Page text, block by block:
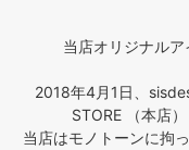
当店オリジナルア
2018年4月1日、
STORE （本店
当店はモノトーンに拘